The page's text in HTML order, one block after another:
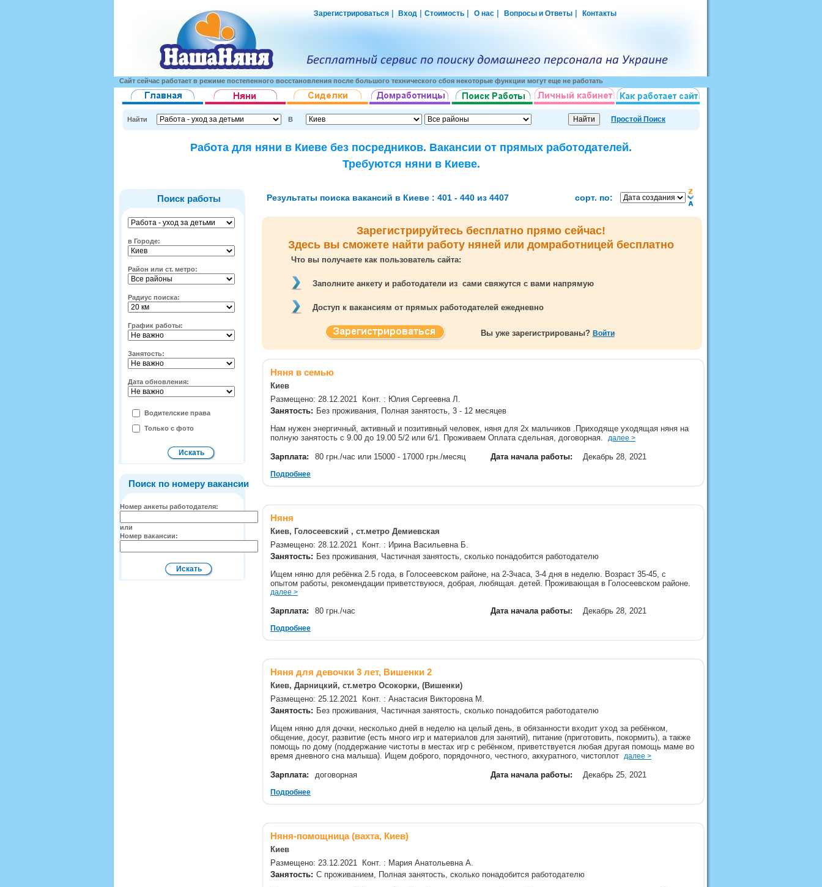
Зарегистрироваться Вход Стоимость О нас Вопросы и Ответы Контакты
Сайт сейчас работает в режиме постепенного восстановления после большого технического сбоя некоторые функции могут еще не работать
Найти В Простой Поиск
Работа для няни в Киеве без посредников. Вакансии от прямых работодателей.
Требуются няни в Киеве.
Поиск работы
в Городе:
Район или ст. метро:
Радиус поиска:
График работы:
Занятость:
Дата обновления:
Водителские права
Только с фото
Поиск по номеру вакансии
Номер анкеты работодателя:
или
Номер вакансии:
Результаты поиска вакансий в Киеве : 401 - 440 из 4407 сорт. по:
Зарегистрируйтесь бесплатно прямо сейчас!
Здесь вы сможете найти работу няней или домработницей бесплатно
Что вы получаете как пользователь сайта:
Заполните анкету и работодатели из сами свяжутся с вами напрямую
Доступ к вакансиям от прямых работодателей ежедневно
Вы уже зарегистрированы? Войти
Няня в семью
Киев
Размещено: 28.12.2021 Конт. : Юлия Сергеевна Л.
Занятость: Без проживания, Полная занятость, 3 - 12 месяцев
Нам нужен энергичный, активный и позитивный человек, няня для 2х мальчиков .Приходяще уходящая няня на
полную занятость с 9.00 до 19.00 5/2 или 6/1. Проживаем Оплата сдельная, договорная. далее >
Зарплата: 80 грн./час или 15000 - 17000 грн./месяц Дата начала работы: Декабрь 28, 2021
Подробнее
Няня
Киев, Голосеевский , ст.метро Демиевская
Размещено: 28.12.2021 Конт. : Ирина Васильевна Б.
Занятость: Без проживания, Частичная занятость, сколько понадобится работодателю
Ищем няню для ребёнка 2.5 года, в Голосеевском районе, на 2-3часа, 3-4 дня в неделю. Возраст 35-45, с
опытом работы, рекомендации приветствуюся, добрая, любящая. детей. Проживающая в Голосеевском районе.
далее >
Зарплата: 80 грн./час Дата начала работы: Декабрь 28, 2021
Подробнее
Няня для девочки 3 лет, Вишенки 2
Киев, Дарницкий, ст.метро Осокорки, (Вишенки)
Размещено: 25.12.2021 Конт. : Анастасия Викторовна М.
Занятость: Без проживания, Частичная занятость, сколько понадобится работодателю
Ищем няню для дочки, несколько дней в неделю на целый день, в обязанности входит уход за ребёнком,
общение, досуг, развитие (есть много игр и материалов для занятий), питание (приготовить, покормить), а также
помощь по дому (поддержание чистоты в местах игр с ребёнком, приветствуется любая другая помощь маме во
время дневного сна малыша). Ищем доброго, порядочного, честного, аккуратного, чистоплот далее >
Зарплата: договорная Дата начала работы: Декабрь 25, 2021
Подробнее
Няня-помощница (вахта, Киев)
Киев
Размещено: 23.12.2021 Конт. : Мария Анатольевна А.
Занятость: С проживанием, Полная занятость, сколько понадобится работодателю